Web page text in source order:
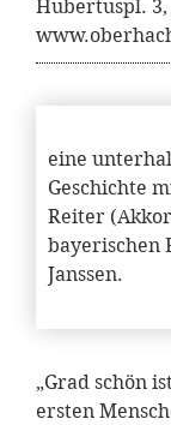
Hubertuspl. 3,
eine
Geschichte
Reiter
bayerischen
Janssen.
„Grad schön
ersten